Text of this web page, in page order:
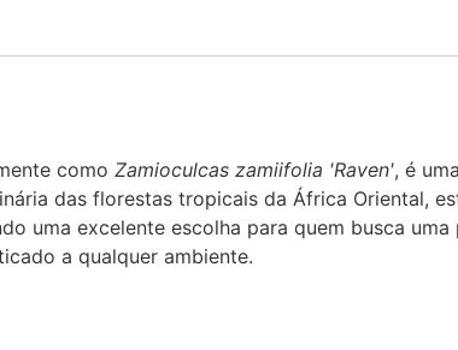
como Zamioculcas zamiifolia 'Raven', é
das florestas tropicais da África Oriental,
uma excelente escolha para quem busca uma
a qualquer ambiente.